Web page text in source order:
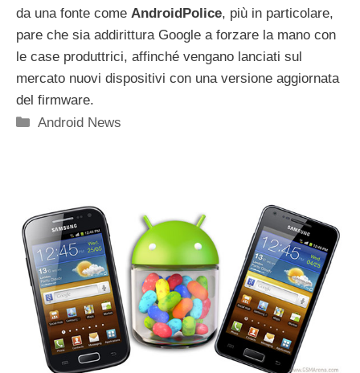
da una fonte come AndroidPolice, più in particolare,
pare che sia addirittura Google a forzare la mano con
le case produttrici, affinché vengano lanciati sul
mercato nuovi dispositivi con una versione aggiornata
del firmware.
Categorie
Android News